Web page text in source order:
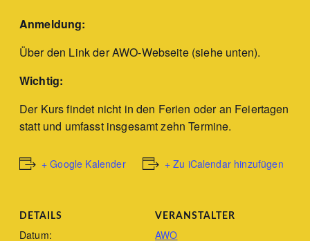
Anmeldung:
Über den Link der AWO-Webseite (siehe unten).
Wichtig:
Der Kurs findet nicht in den Ferien oder an Feiertagen
statt und umfasst insgesamt zehn Termine.
+ Google Kalender + Zu iCalendar hinzufügen
DETAILS
Datum:
VERANSTALTER
AWO